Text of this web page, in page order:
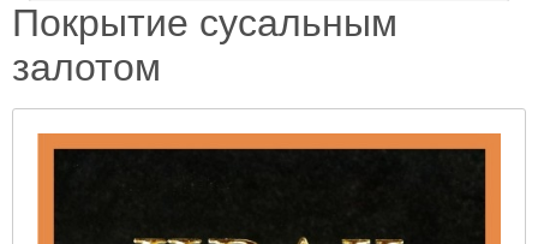
Покрытие сусальным
залотом